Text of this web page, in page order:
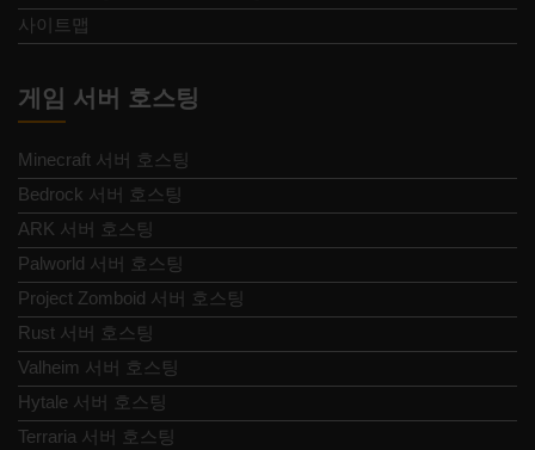
사이트맵
게임 서버 호스팅
Minecraft 서버 호스팅
Bedrock 서버 호스팅
ARK 서버 호스팅
Palworld 서버 호스팅
Project Zomboid 서버 호스팅
Rust 서버 호스팅
Valheim 서버 호스팅
Hytale 서버 호스팅
Terraria 서버 호스팅